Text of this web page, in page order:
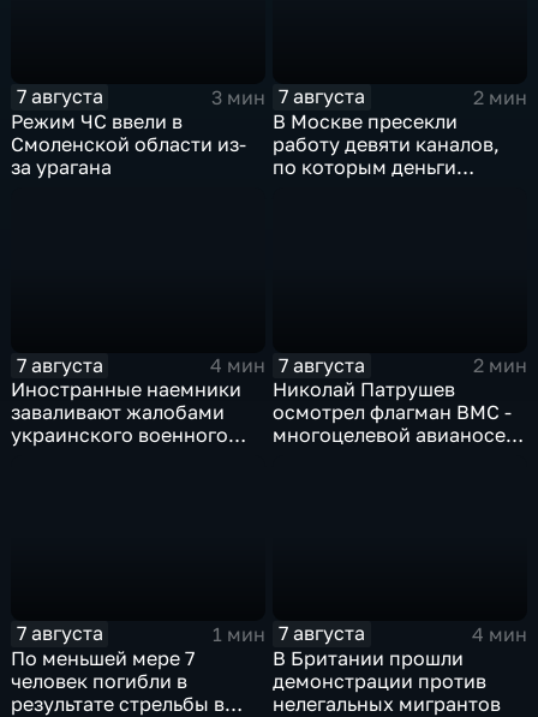
7 августа
3 мин
Режим ЧС ввели в
Смоленской области из-
за урагана
7 августа
2 мин
В Москве пресекли
работу девяти каналов,
по которым деньги
7 августа
4 мин
Иностранные наемники
заваливают жалобами
украинского военного
7 августа
2 мин
Николай Патрушев
осмотрел флагман ВМС -
многоцелевой авианосец
7 августа
1 мин
По меньшей мере 7
человек погибли в
результате стрельбы в
7 августа
4 мин
В Британии прошли
демонстрации против
нелегальных мигрантов